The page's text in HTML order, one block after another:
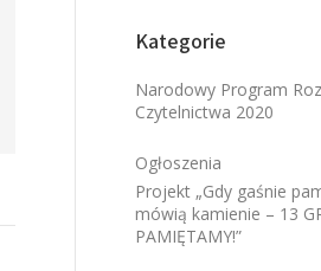
Kategorie
Narodowy Program
Czytelnictwa 2020
Ogłoszenia
Projekt „Gdy gaśnie
mówią kamienie – 13
PAMIĘTAMY!”